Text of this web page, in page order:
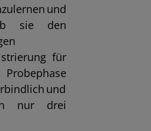
und
sie den
für
und
nur drei